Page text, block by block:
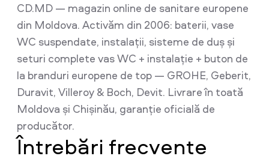
CD.MD — magazin online de sanitare europene
din Moldova. Activăm din 2006: baterii, vase
WC suspendate, instalații, sisteme de duș și
seturi complete vas WC + instalație + buton de
la branduri europene de top — GROHE, Geberit,
Duravit, Villeroy & Boch, Devit. Livrare în toată
Moldova și Chișinău, garanție oficială de
producător.
Întrebări frecvente